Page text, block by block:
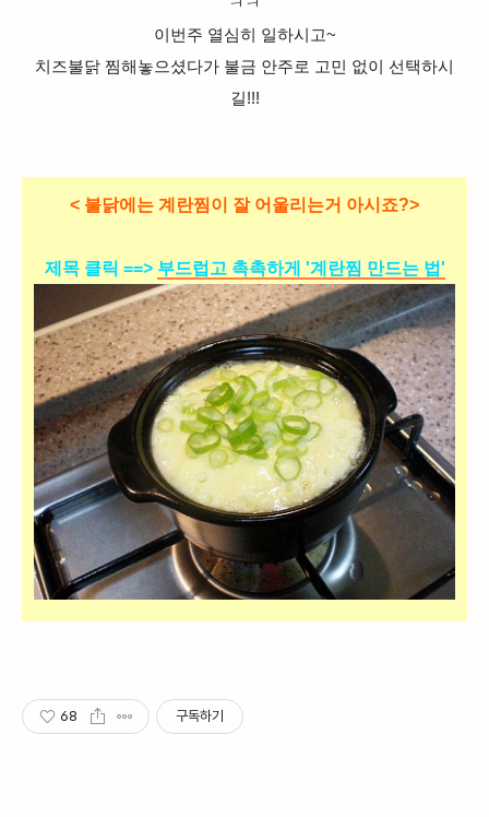
이번주 열심히 일하시고~
치즈불닭 찜해놓으셨다가 불금 안주로 고민 없이 선택하시
길!!!
< 불닭에는 계란찜이 잘 어울리는거 아시죠?>
제목 클릭 ==> 부드럽고 촉촉하게 '계란찜 만드는 법'
68 구독하기